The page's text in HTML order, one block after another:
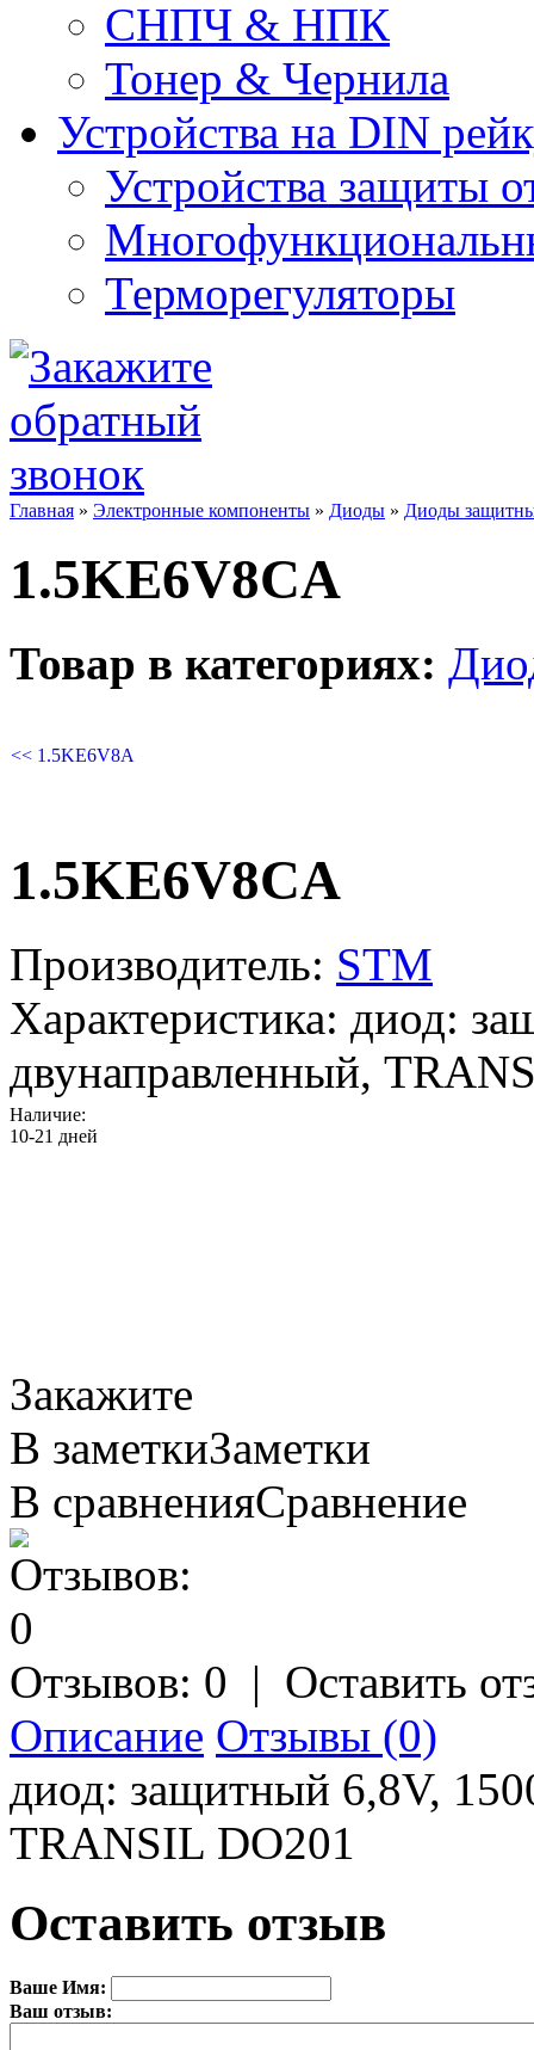
СНПЧ & НПК
Тонер & Чернила
Устройства на DIN
Устройства защиты
Терморегуляторы
Главная » Электронные компоненты » Диоды » Диоды
1.5KE6V8CA
Товар в категориях:
<< 1.5KE6V8A
1.5KE6V8CA
Производитель: STM
Характеристика: диод:
двунаправленный,
Наличие:
10-21 дней
Закажите
В заметкиЗаметки
В сравненияСравнение
Отзывов: 0 | Оставить
Описание Отзывы (0)
диод: защитный 6,8V,
TRANSIL DO201
Оставить отзыв
Ваше Имя:
Ваш отзыв: